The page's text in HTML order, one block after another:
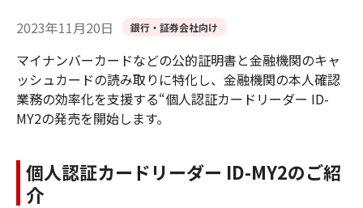
2023年11月20日 銀行・証券会社向け
マイナンバーカードなどの公的証明書と金融機関のキャ
ッシュカードの読み取りに特化し、金融機関の本人確認
業務の効率化を支援する“個人認証カードリーダー ID-
MY2の発売を開始します。
個人認証カードリーダー ID-MY2のご紹
介